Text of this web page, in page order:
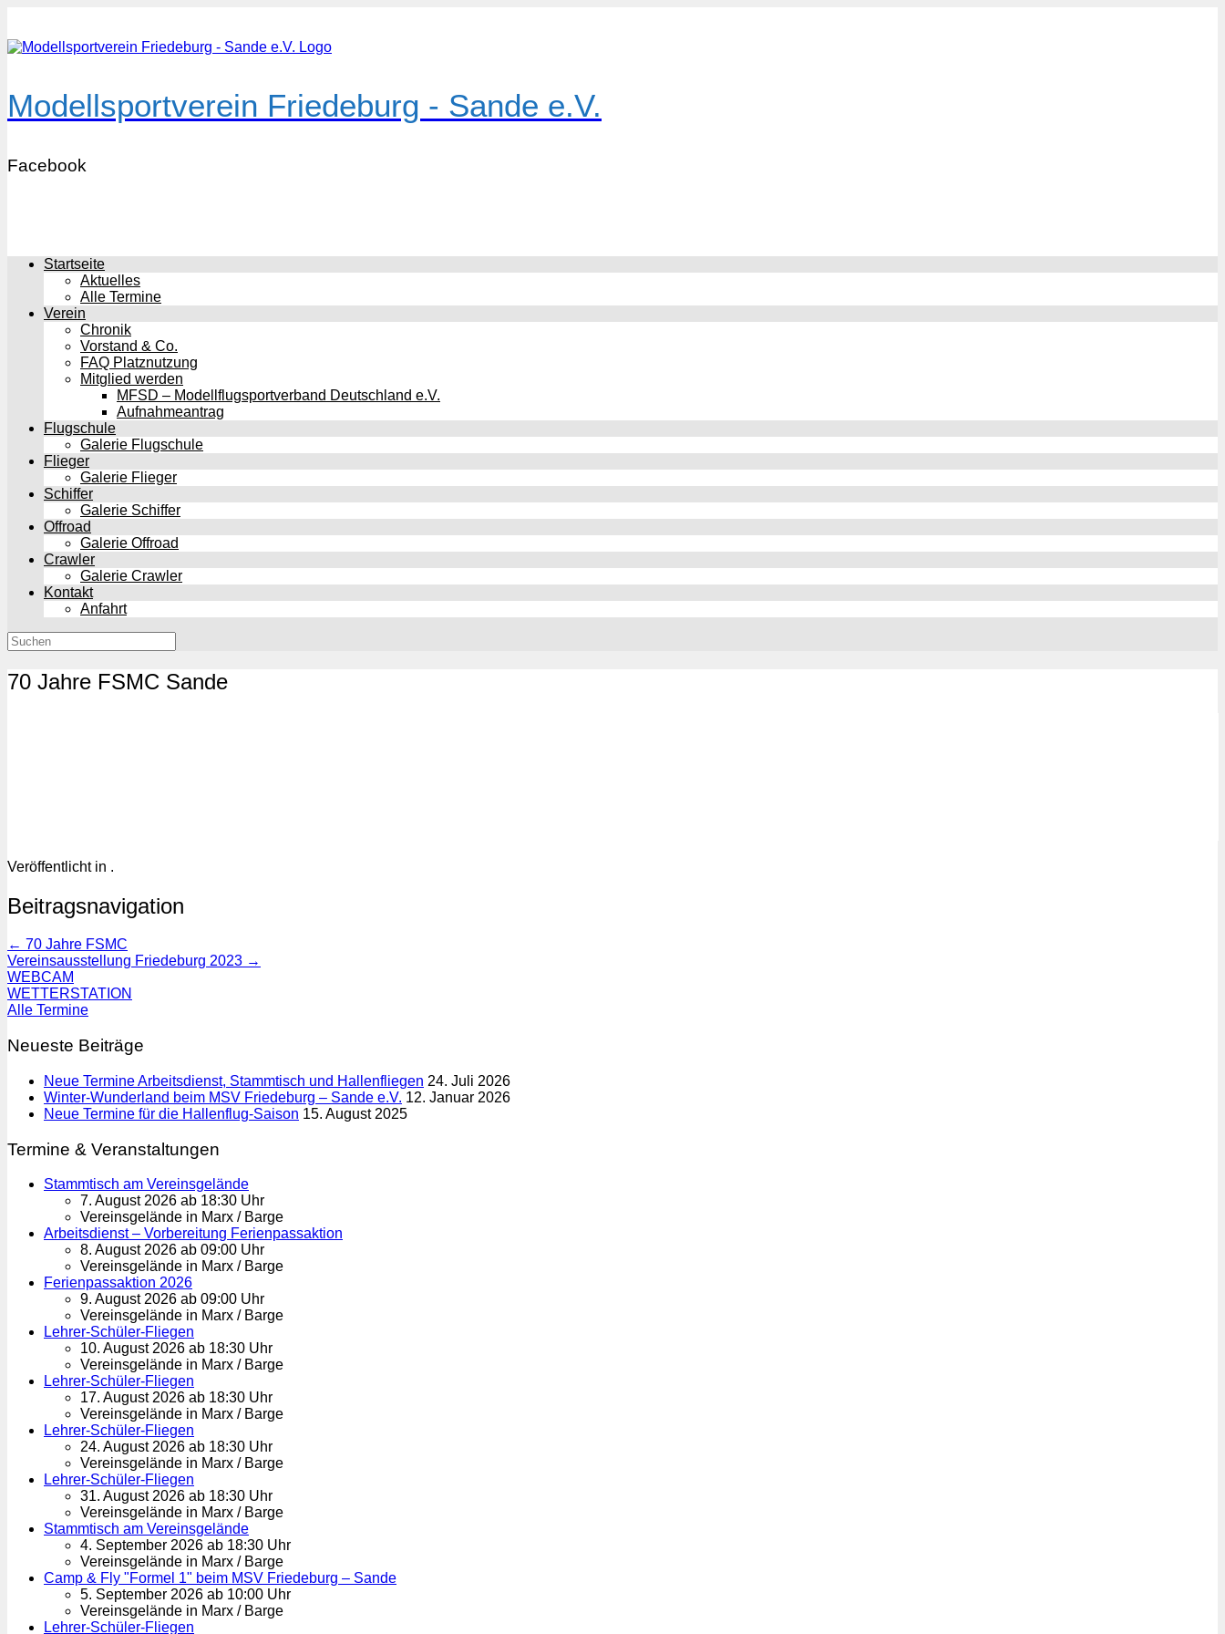
springen
Modellsportverein Friedeburg - Sande e.V.
Facebook
Startseite
Aktuelles
Alle Termine
Verein
Chronik
Vorstand & Co.
FAQ Platznutzung
Mitglied werden
MFSD – Modellflugsportverband Deutschland e.V.
Aufnahmeantrag
Flugschule
Galerie Flugschule
Flieger
Galerie Flieger
Schiffer
Galerie Schiffer
Offroad
Galerie Offroad
Crawler
Galerie Crawler
Kontakt
Anfahrt
Suchen
nach:
70 Jahre FSMC Sande
Veröffentlicht in .
Beitragsnavigation
← 70 Jahre FSMC
Vereinsausstellung Friedeburg 2023 →
WEBCAM
WETTERSTATION
Alle Termine
Neueste Beiträge
Neue Termine Arbeitsdienst, Stammtisch und Hallenfliegen 24. Juli 2026
Winter-Wunderland beim MSV Friedeburg – Sande e.V. 12. Januar 2026
Neue Termine für die Hallenflug-Saison 15. August 2025
Termine & Veranstaltungen
Stammtisch am Vereinsgelände
7. August 2026 ab 18:30 Uhr
Vereinsgelände in Marx / Barge
Arbeitsdienst – Vorbereitung Ferienpassaktion
8. August 2026 ab 09:00 Uhr
Vereinsgelände in Marx / Barge
Ferienpassaktion 2026
9. August 2026 ab 09:00 Uhr
Vereinsgelände in Marx / Barge
Lehrer-Schüler-Fliegen
10. August 2026 ab 18:30 Uhr
Vereinsgelände in Marx / Barge
Lehrer-Schüler-Fliegen
17. August 2026 ab 18:30 Uhr
Vereinsgelände in Marx / Barge
Lehrer-Schüler-Fliegen
24. August 2026 ab 18:30 Uhr
Vereinsgelände in Marx / Barge
Lehrer-Schüler-Fliegen
31. August 2026 ab 18:30 Uhr
Vereinsgelände in Marx / Barge
Stammtisch am Vereinsgelände
4. September 2026 ab 18:30 Uhr
Vereinsgelände in Marx / Barge
Camp & Fly "Formel 1" beim MSV Friedeburg – Sande
5. September 2026 ab 10:00 Uhr
Vereinsgelände in Marx / Barge
Lehrer-Schüler-Fliegen